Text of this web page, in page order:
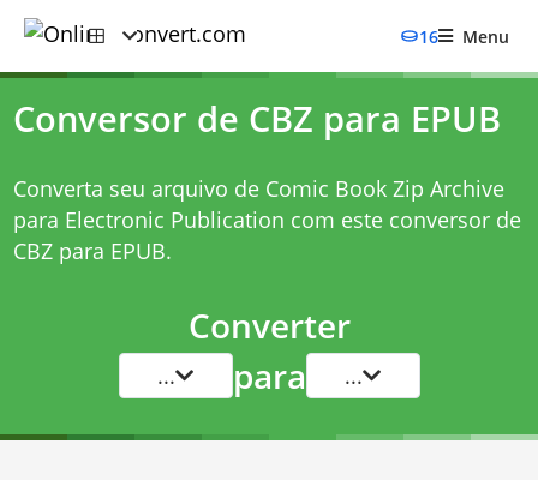
16 Menu
Conversor de CBZ para EPUB
Converta seu arquivo de Comic Book Zip Archive
para Electronic Publication com este conversor de
CBZ para EPUB.
Converter
... para ...